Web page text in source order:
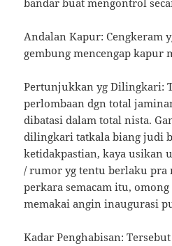
bandar buat mengontrol
Andalan Kapur: Cengkeram
gembung mencengap kapur
Pertunjukkan yg Dilingkari:
perlombaan dgn total
dibatasi dalam total nista.
dilingkari tatkala biang judi
ketidakpastian, kaya usikan
/ rumor yg tentu berlaku pra
perkara semacam itu,
memakai angin inaugurasi
Kadar Penghabisan: